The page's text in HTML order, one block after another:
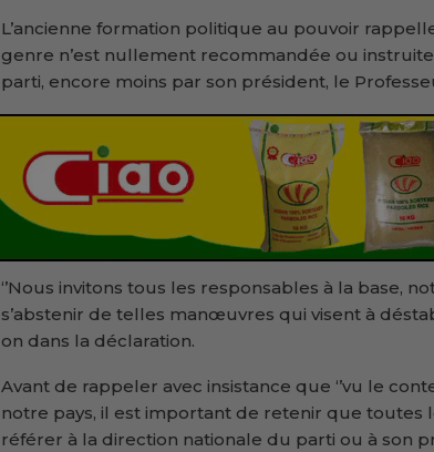
L’ancienne formation politique au pouvoir
genre n’est nullement recommandée ou
parti, encore moins par son président, le
‘’Nous invitons tous les responsables à la base,
s’abstenir de telles manœuvres qui visent à
on dans la déclaration.
Avant de rappeler avec insistance que ‘’vu le
notre pays, il est important de retenir que toutes
référer à la direction nationale du parti ou à son